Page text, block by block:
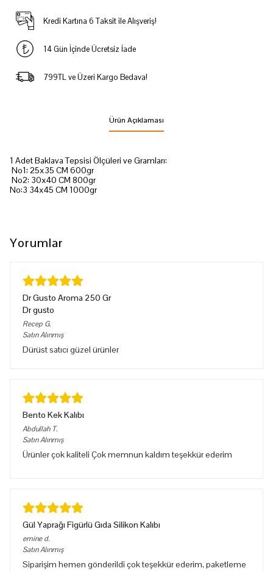
Kredi Kartına 6 Taksit ile Alışveriş!
14 Gün İçinde Ücretsiz İade
799TL ve Üzeri Kargo Bedava!
Ürün Açıklaması
1 Adet Baklava Tepsisi Ölçüleri ve Gramları:
No1: 25x35 CM 600gr
No2: 30x40 CM 800gr
No:3 34x45 CM 1000gr
Yorumlar
Dr Gusto Aroma 250 Gr
Dr gusto
Recep G.
Satın Alınmış
Dürüst satıcı güzel ürünler
Bento Kek Kalıbı
Abdullah T.
Satın Alınmış
Ürünler çok kaliteli Çok memnun kaldım teşekkür ederim
Gül Yaprağı Figürlü Gıda Silikon Kalıbı
emine d.
Satın Alınmış
Siparişim hemen gönderildi çok teşekkür ederim, paketleme